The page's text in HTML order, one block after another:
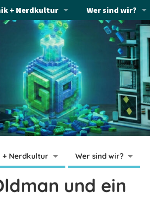
+ Nerdkultur Wer sind wir?
+ Nerdkultur Wer sind wir?
und ein